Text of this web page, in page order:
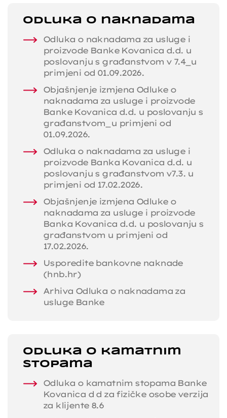
Odluka o naknadama
Odluka o naknadama za usluge i
proizvode Banke Kovanica d.d. u
poslovanju s građanstvom v 7.4_u
primjeni od 01.09.2026.
Objašnjenje izmjena Odluke o
naknadama za usluge i proizvode
Banke Kovanica d.d. u poslovanju s
građanstvom_u primjeni od
01.09.2026.
Odluka o naknadama za usluge i
proizvode Banka Kovanica d.d. u
poslovanju s građanstvom v7.3. u
primjeni od 17.02.2026.
Objašnjenje izmjena Odluke o
naknadama za usluge i proizvode
Banka Kovanica d.d. u poslovanju s
građanstvom u primjeni od
17.02.2026.
Usporedite bankovne naknade
(hnb.hr)
Arhiva Odluka o naknadama za
usluge Banke
Odluka o kamatnim
stopama
Odluka o kamatnim stopama Banke
Kovanica d d za fizičke osobe verzija
za klijente 8.6